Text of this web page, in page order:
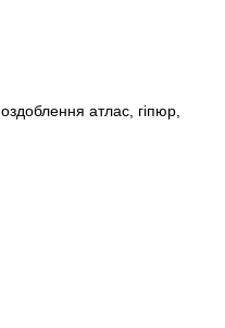
атлас, гіпюр,